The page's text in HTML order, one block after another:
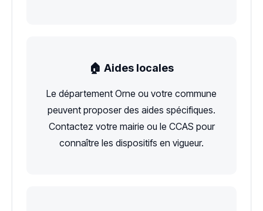
🏠 Aides locales
Le département Orne ou votre commune
peuvent proposer des aides spécifiques.
Contactez votre mairie ou le CCAS pour
connaître les dispositifs en vigueur.